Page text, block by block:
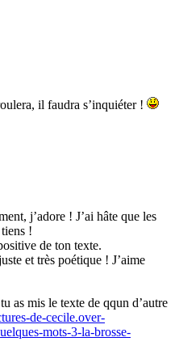
il faudra s’inquiéter !
j’adore ! J’ai hâte que les
!
de ton texte.
et très poétique ! J’aime
as mis le texte de qqun d’autre
de-cecile.over-
mots-3-la-brosse-